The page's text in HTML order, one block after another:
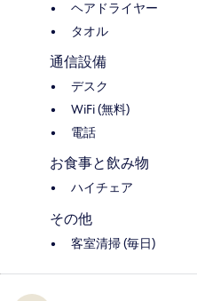
ヘアドライヤー
タオル
通信設備
デスク
WiFi (無料)
電話
お食事と飲み物
ハイチェア
その他
客室清掃 (毎日)